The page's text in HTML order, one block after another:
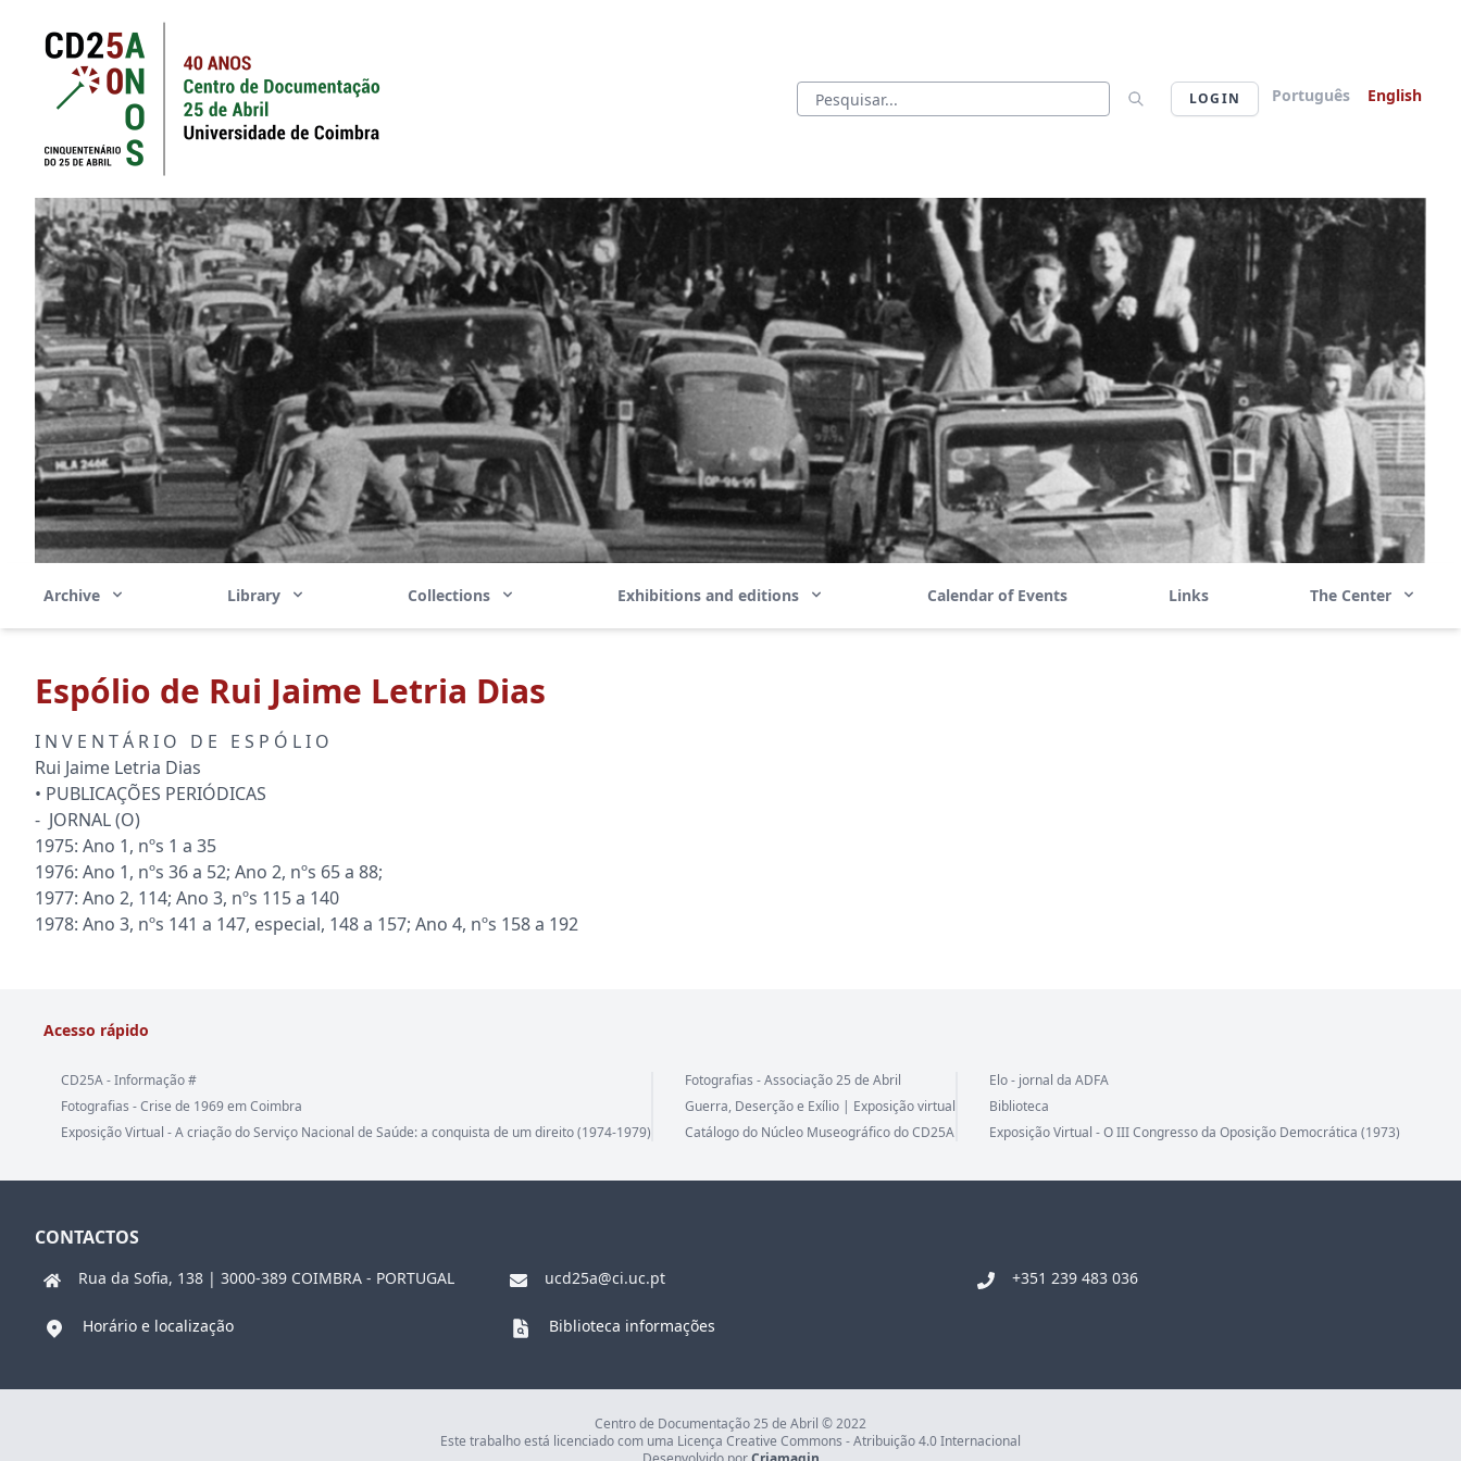
LOGIN Português English
Archive Library Collections Exhibitions and editions Calendar of Events Links The Center
Espólio de Rui Jaime Letria Dias
I N V E N T Á R I O D E E S P Ó L I O
Rui Jaime Letria Dias
• PUBLICAÇÕES PERIÓDICAS
- JORNAL (O)
1975: Ano 1, nºs 1 a 35
1976: Ano 1, nºs 36 a 52; Ano 2, nºs 65 a 88;
1977: Ano 2, 114; Ano 3, nºs 115 a 140
1978: Ano 3, nºs 141 a 147, especial, 148 a 157; Ano 4, nºs 158 a 192
Acesso rápido
CD25A - Informação #
Fotografias - Crise de 1969 em Coimbra
Exposição Virtual - A criação do Serviço Nacional de Saúde: a conquista de um direito (1974-1979)
Fotografias - Associação 25 de Abril
Guerra, Deserção e Exílio | Exposição virtual
Catálogo do Núcleo Museográfico do CD25A
Elo - jornal da ADFA
Biblioteca
Exposição Virtual - O III Congresso da Oposição Democrática (1973)
CONTACTOS
Rua da Sofia, 138 | 3000-389 COIMBRA - PORTUGAL ucd25a@ci.uc.pt +351 239 483 036
Horário e localização Biblioteca informações
Centro de Documentação 25 de Abril © 2022
Este trabalho está licenciado com uma Licença Creative Commons - Atribuição 4.0 Internacional